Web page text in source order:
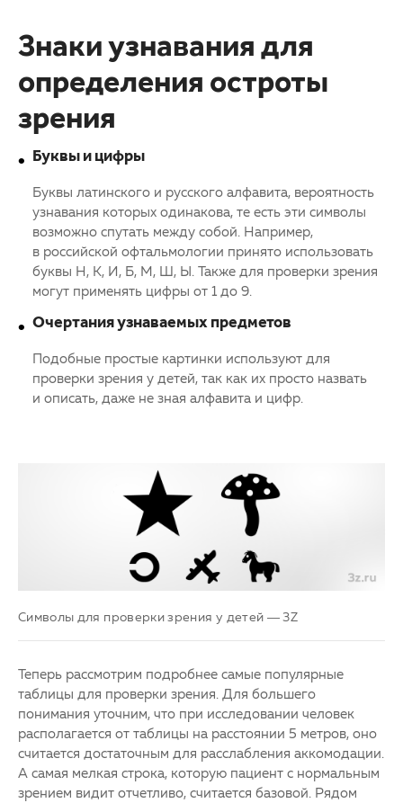
Знаки узнавания для
определения остроты
зрения
Буквы и цифры
Буквы латинского и русского алфавита, вероятность
узнавания которых одинакова, те есть эти символы
возможно спутать между собой. Например,
в российской офтальмологии принято использовать
буквы Н, К, И, Б, М, Ш, Ы. Также для проверки зрения
могут применять цифры от 1 до 9.
Очертания узнаваемых предметов
Подобные простые картинки используют для
проверки зрения у детей, так как их просто назвать
и описать, даже не зная алфавита и цифр.
Символы для проверки зрения у детей — 3Z
Теперь рассмотрим подробнее самые популярные
таблицы для проверки зрения. Для большего
понимания уточним, что при исследовании человек
располагается от таблицы на расстоянии 5 метров, оно
считается достаточным для расслабления аккомодации.
А самая мелкая строка, которую пациент с нормальным
зрением видит отчетливо, считается базовой. Рядом